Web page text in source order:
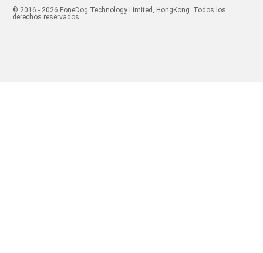
© 2016 - 2026 FoneDog Technology Limited, HongKong. Todos los
derechos reservados.